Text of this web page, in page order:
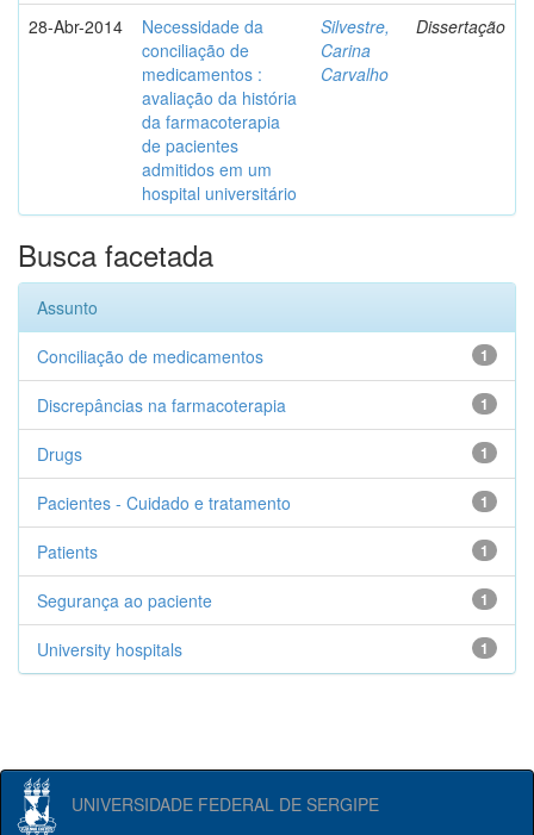
28-Abr-2014
Necessidade da
conciliação de
medicamentos :
avaliação da história
da farmacoterapia
de pacientes
admitidos em um
hospital universitário
Silvestre,
Carina
Carvalho
Dissertação
Busca facetada
Assunto
1
Conciliação de medicamentos
1
Discrepâncias na farmacoterapia
1
Drugs
1
Pacientes - Cuidado e tratamento
1
Patients
1
Segurança ao paciente
1
University hospitals
UNIVERSIDADE FEDERAL DE SERGIPE